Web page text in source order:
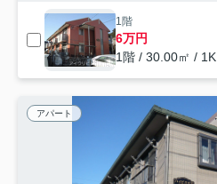
1階
6万円
1階 / 30.00㎡ / 1K
アパート